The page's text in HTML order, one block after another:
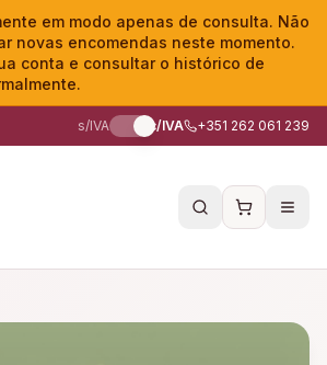
em modo apenas de consulta. Não
novas encomendas neste momento.
conta e consultar o histórico de
s/IVA c/IVA +351 262 061 239